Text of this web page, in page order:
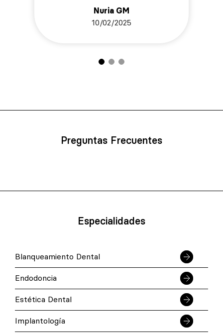
Nuria GM
10/02/2025
Preguntas Frecuentes
Especialidades
Blanqueamiento Dental
Endodoncia
Estética Dental
Implantología